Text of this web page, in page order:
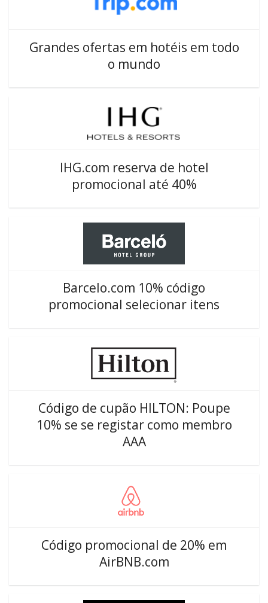
Grandes ofertas em hotéis em todo
o mundo
IHG.com reserva de hotel
promocional até 40%
Barcelo.com 10% código
promocional selecionar itens
Código de cupão HILTON: Poupe
10% se se registar como membro
AAA
Código promocional de 20% em
AirBNB.com